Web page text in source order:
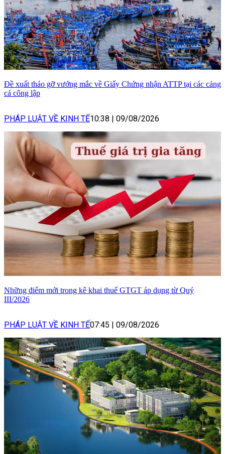
Đề xuất tháo gỡ vướng mắc về Giấy Chứng nhận ATTP tại các cảng
cá công lập
PHÁP LUẬT VỀ KINH TẾ10:38 09/08/2026
Những điểm mới trong kê khai thuế GTGT áp dụng từ Quý
III/2026
PHÁP LUẬT VỀ KINH TẾ07:45 09/08/2026